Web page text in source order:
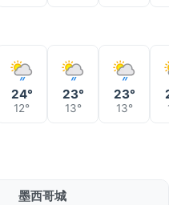
24°
12°
23°
13°
23°
13° 14°
墨西哥城